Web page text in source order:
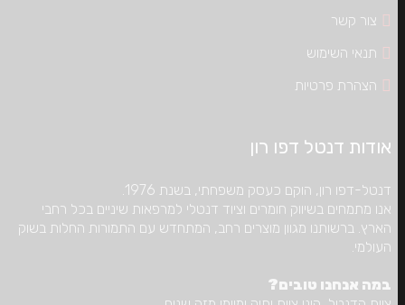
צור קשר
תנאי השימוש
הצהרת פרטיות
אודות דנטל דפו רון
דנטל-דפו רון, הוקם כעסק משפחתי, בשנת 1976.
אנו מתמחים בשיווק חומרים וציוד דנטלי למרפאות שיניים בכל רחבי
הארץ. ברשותנו מגוון מוצרים רחב, המתחדש עם התמורות החלות בשוק
העולמי.
במה אנחנו טובים?